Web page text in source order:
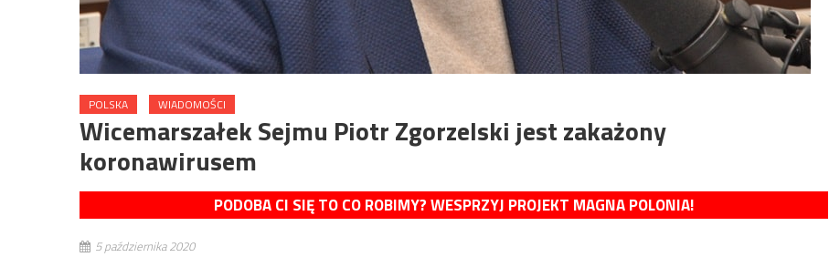
POLSKA WIADOMOŚCI
Wicemarszałek Sejmu Piotr Zgorzelski jest zakażony
koronawirusem
PODOBA CI SIĘ TO CO ROBIMY? WESPRZYJ PROJEKT MAGNA POLONIA!
5 października 2020